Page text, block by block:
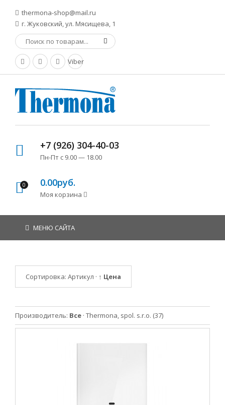
thermona-shop@mail.ru
г. Жуковский, ул. Мясищева, 1
Viber
+7 (926) 304-40-03
Пн-Пт с 9.00 — 18.00
0 0.00руб.
Моя корзина
МЕНЮ САЙТА
Сортировка: Артикул · ↑ Цена
Производитель: Все · Thermona, spol. s.r.o. (37)